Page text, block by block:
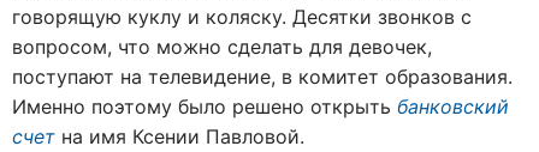
говорящую куклу и коляску. Десятки звонков с
вопросом, что можно сделать для девочек,
поступают на телевидение, в комитет образования.
Именно поэтому было решено открыть банковский
счет на имя Ксении Павловой.